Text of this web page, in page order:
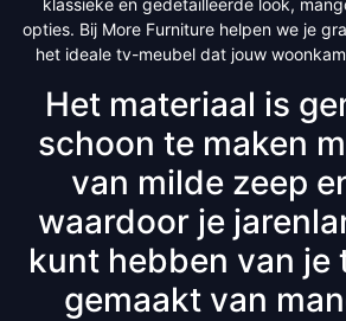
opties. Bij More Furniture helpen we je
het ideale tv-meubel dat jouw
Het materiaal is
schoon te maken
van milde zeep
waardoor je
kunt hebben van je
gemaakt van